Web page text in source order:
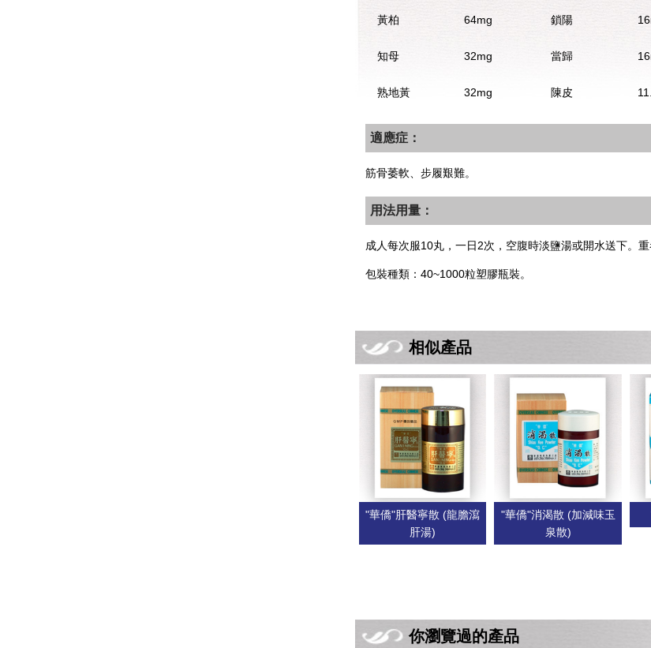
黃柏 64mg 鎖陽
知母 32mg 當歸
熟地黃 32mg 陳皮
適應症：
筋骨萎軟、步履艱難。
用法用量：
成人每次服10丸，一日2次，空腹時淡鹽湯或開水送下。重
包裝種類：40~1000粒塑膠瓶裝。
相似產品
"華僑"肝醫寧散 (龍膽瀉
肝湯)
"華僑"消渴散 (加減味玉
泉散)
你瀏覽過的產品